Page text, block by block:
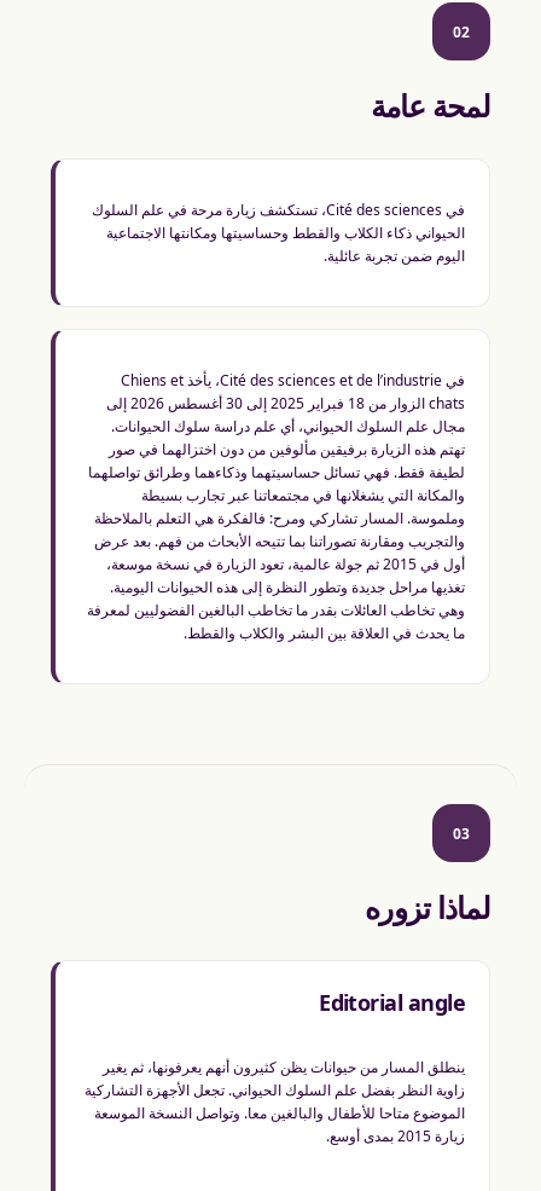
02
لمحة عامة
في Cité des sciences، تستكشف زيارة مرحة في علم السلوك
الحيواني ذكاء الكلاب والقطط وحساسيتها ومكانتها الاجتماعية
اليوم ضمن تجربة عائلية.
في Cité des sciences et de l’industrie، يأخذ Chiens et
chats الزوار من 18 فبراير 2025 إلى 30 أغسطس 2026 إلى
مجال علم السلوك الحيواني، أي علم دراسة سلوك الحيوانات.
تهتم هذه الزيارة برفيقين مألوفين من دون اختزالهما في صور
لطيفة فقط. فهي تسائل حساسيتهما وذكاءهما وطرائق تواصلهما
والمكانة التي يشغلانها في مجتمعاتنا عبر تجارب بسيطة
وملموسة. المسار تشاركي ومرح: فالفكرة هي التعلم بالملاحظة
والتجريب ومقارنة تصوراتنا بما تتيحه الأبحاث من فهم. بعد عرض
أول في 2015 ثم جولة عالمية، تعود الزيارة في نسخة موسعة،
تغذيها مراحل جديدة وتطور النظرة إلى هذه الحيوانات اليومية.
وهي تخاطب العائلات بقدر ما تخاطب البالغين الفضوليين لمعرفة
ما يحدث في العلاقة بين البشر والكلاب والقطط.
03
لماذا تزوره
Editorial angle
ينطلق المسار من حيوانات يظن كثيرون أنهم يعرفونها، ثم يغير
زاوية النظر بفضل علم السلوك الحيواني. تجعل الأجهزة التشاركية
الموضوع متاحا للأطفال والبالغين معا. وتواصل النسخة الموسعة
زيارة 2015 بمدى أوسع.